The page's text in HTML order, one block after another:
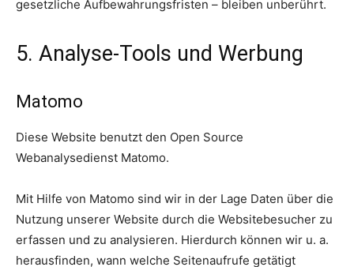
gesetzliche Aufbewahrungsfristen – bleiben unberührt.
5. Analyse-Tools und Werbung
Matomo
Diese Website benutzt den Open Source
Webanalysedienst Matomo.
Mit Hilfe von Matomo sind wir in der Lage Daten über die
Nutzung unserer Website durch die Websitebesucher zu
erfassen und zu analysieren. Hierdurch können wir u. a.
herausfinden, wann welche Seitenaufrufe getätigt